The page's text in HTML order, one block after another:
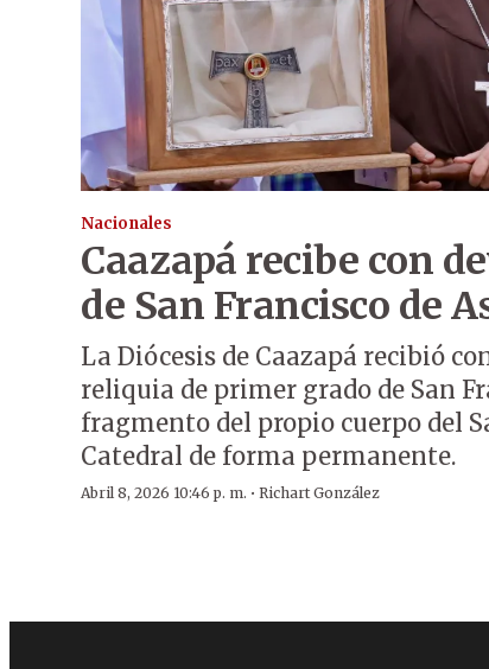
Nacionales
Caazapá recibe con
de San Francisco de
La Diócesis de Caazapá recibió
reliquia de primer grado de San
fragmento del propio cuerpo del
Catedral de forma permanente.
Abril 8, 2026 10:46 p. m. · Richart González